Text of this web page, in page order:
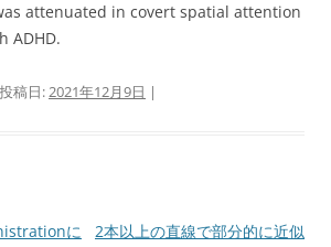
attenuated in covert spatial attention
ADHD.
稿日:2021年12月9日 |
に
2本以上の直線で部分的に近似